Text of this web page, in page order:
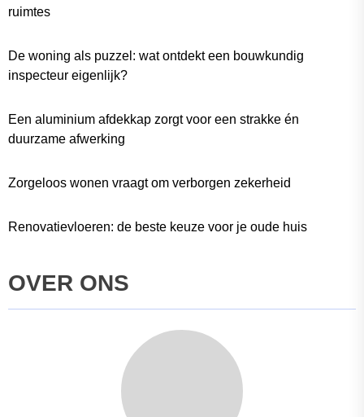
ruimtes
De woning als puzzel: wat ontdekt een bouwkundig
inspecteur eigenlijk?
Een aluminium afdekkap zorgt voor een strakke én
duurzame afwerking
Zorgeloos wonen vraagt om verborgen zekerheid
Renovatievloeren: de beste keuze voor je oude huis
OVER ONS